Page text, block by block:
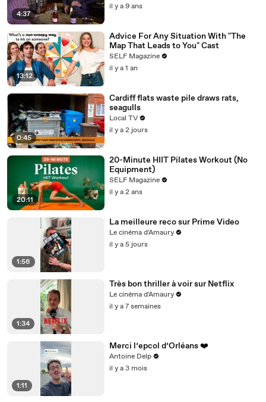
4:37
il y a 9 ans
13:12
Advice For Any Situation With "The
Map That Leads to You" Cast
SELF Magazine
il y a 1 an
0:45
Cardiff flats waste pile draws rats,
seagulls
Local TV
il y a 2 jours
20:11
20-Minute HIIT Pilates Workout (No
Equipment)
SELF Magazine
il y a 2 ans
1:56
La meilleure reco sur Prime Video
Le cinéma d'Amaury
il y a 5 jours
1:34
Très bon thriller à voir sur Netflix
Le cinéma d'Amaury
il y a 7 semaines
1:11
Merci l’epcol d’Orléans ❤️
Antoine Delp
il y a 3 mois